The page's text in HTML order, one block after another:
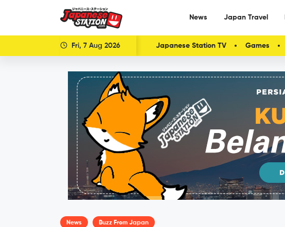
News Japan Travel
Fri, 7 Aug 2026 Japanese Station TV Games
News Buzz From Japan